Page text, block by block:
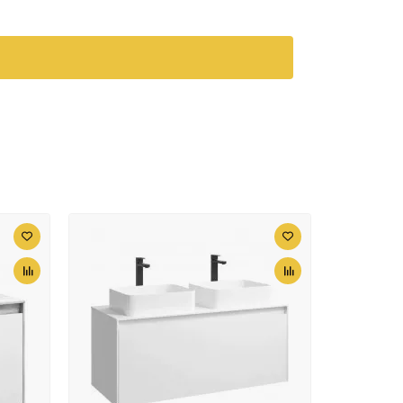
Зеркальный шкаф